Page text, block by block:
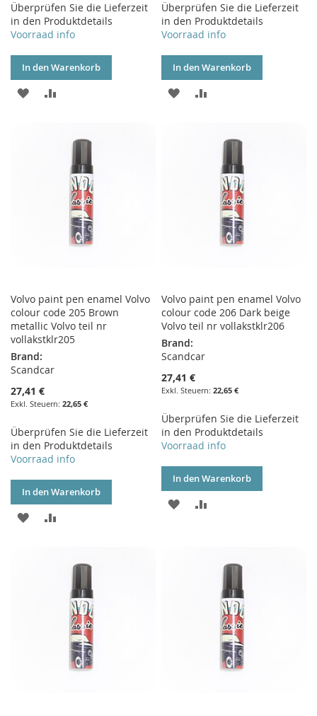
Überprüfen Sie die Lieferzeit
in den Produktdetails
Voorraad info
In den Warenkorb
ZUR
HINZUFÜGENHINZUFÜGEN
Überprüfen Sie die Lieferzeit
in den Produktdetails
Voorraad info
In den Warenkorb
ZUR
HINZUFÜGENHINZUFÜGEN
Volvo paint pen enamel Volvo
colour code 205 Brown
metallic Volvo teil nr
vollakstklr205
Brand:
Scandcar
27,41 €
22,65 €
Überprüfen Sie die Lieferzeit
in den Produktdetails
Voorraad info
In den Warenkorb
ZUR
HINZUFÜGENHINZUFÜGEN
Volvo paint pen enamel Volvo
colour code 206 Dark beige
Volvo teil nr vollakstklr206
Brand:
Scandcar
27,41 €
22,65 €
Überprüfen Sie die Lieferzeit
in den Produktdetails
Voorraad info
In den Warenkorb
ZUR